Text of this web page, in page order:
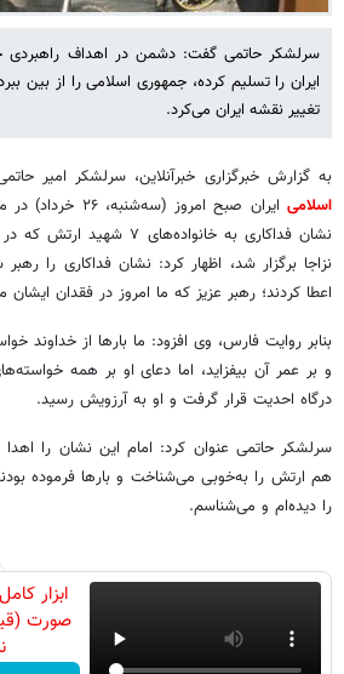
سرلشکر حاتمی گفت: دشمن در اهداف راهبردی
ایران را تسلیم کرده، جمهوری اسلامی را از بین
تغییر نقشه ایران می‌کرد.
به گزارش خبرگزاری خبرآنلاین، سرلشکر امیر
اسلامی
ایران صبح امروز
نشان فداکاری به خانواده‌های
نزاجا برگزار شد، اظهار کرد: نشان فداکاری را
اعطا کردند؛ رهبر عزیز که ما امروز در فقدان
بنابر روایت فارس، وی افزود: ما بارها از خداوند
و بر عمر آن بیفزاید، اما دعای او بر همه
درگاه احدیت قرار گرفت و او به آرزویش رسید.
سرلشکر حاتمی عنوان کرد: امام این نشان را
هم ارتش را به‌خوبی می‌شناخت و بارها فرموده
را دیده‌ام و می‌شناسم.
ابزار
صورت